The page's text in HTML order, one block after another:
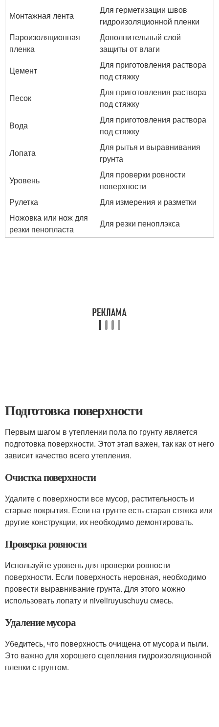
Монтажная лента
Для герметизации швов
гидроизоляционной пленки
Пароизоляционная
пленка
Дополнительный слой
защиты от влаги
Цемент
Для приготовления раствора
под стяжку
Песок
Для приготовления раствора
под стяжку
Вода
Для приготовления раствора
под стяжку
Лопата
Для рытья и выравнивания
грунта
Уровень
Для проверки ровности
поверхности
Рулетка
Для измерения и разметки
Ножовка или нож для
резки пенопласта
Для резки пеноплэкса
Подготовка поверхности
Первым шагом в утеплении пола по грунту является
подготовка поверхности. Этот этап важен, так как от него
зависит качество всего утепления.
Очистка поверхности
Удалите с поверхности все мусор, растительность и
старые покрытия. Если на грунте есть старая стяжка или
другие конструкции, их необходимо демонтировать.
Проверка ровности
Используйте уровень для проверки ровности
поверхности. Если поверхность неровная, необходимо
провести выравнивание грунта. Для этого можно
использовать лопату и niveliruyuschuyu смесь.
Удаление мусора
Убедитесь, что поверхность очищена от мусора и пыли.
Это важно для хорошего сцепления гидроизоляционной
пленки с грунтом.